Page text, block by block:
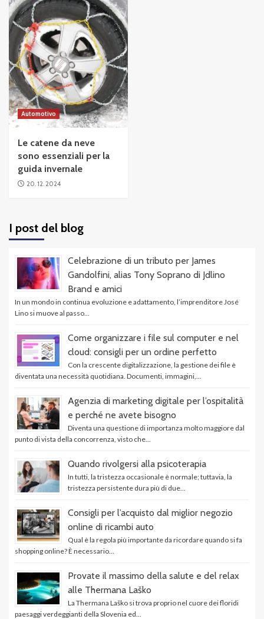
Automotivo
Le catene da neve
sono essenziali per la
guida invernale
20. 12. 2024
I post del blog
Celebrazione di un tributo per James
Gandolfini, alias Tony Soprano di Jdlino
Brand e amici
In un mondo in continua evoluzione e adattamento, l’imprenditore José
Lino si muove al passo...
Come organizzare i file sul computer e nel
cloud: consigli per un ordine perfetto
Con la crescente digitalizzazione, la gestione dei file è
diventata una necessità quotidiana. Documenti, immagini,...
Agenzia di marketing digitale per l’ospitalità
e perché ne avete bisogno
Diventa una questione di importanza molto maggiore dal
punto di vista della concorrenza, visto che...
Quando rivolgersi alla psicoterapia
In tutti, la tristezza occasionale è normale; tuttavia, la
tristezza persistente dura più di due...
Consigli per l’acquisto dal miglior negozio
online di ricambi auto
Qual è la regola più importante da ricordare quando si fa
shopping online? È necessario...
Provate il massimo della salute e del relax
alle Thermana Laško
La Thermana Laško si trova proprio nel cuore dei floridi
paesaggi verdeggianti della Slovenia ed...